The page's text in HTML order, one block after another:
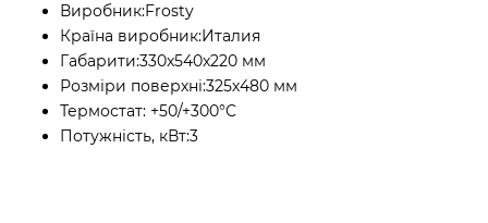
Виробник:Frosty
Країна виробник:Италия
Габарити:330x540x220 мм
Розміри поверхні:325х480 мм
Термостат: +50/+300°C
Потужність, кВт:3